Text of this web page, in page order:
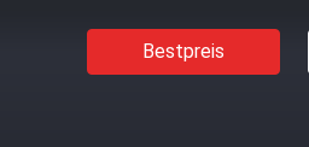
Bestpreis